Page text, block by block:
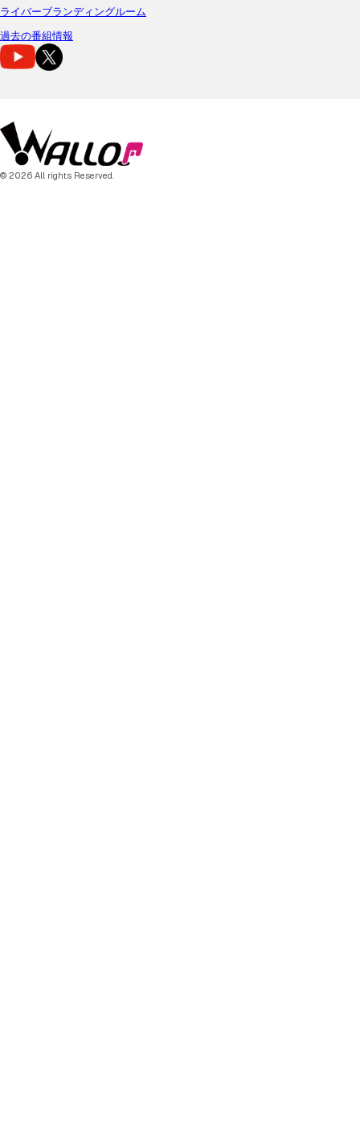
ライバーブランディングルーム
過去の番組情報
© 2026 All rights Reserved.